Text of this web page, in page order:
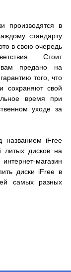
производятся в
стандарту
в свою очередь
Стоит
предано на
того, что
сохраняют свой
время при
уходе за
названием iFree
литых дисков на
магазин
диски iFree в
самых разных